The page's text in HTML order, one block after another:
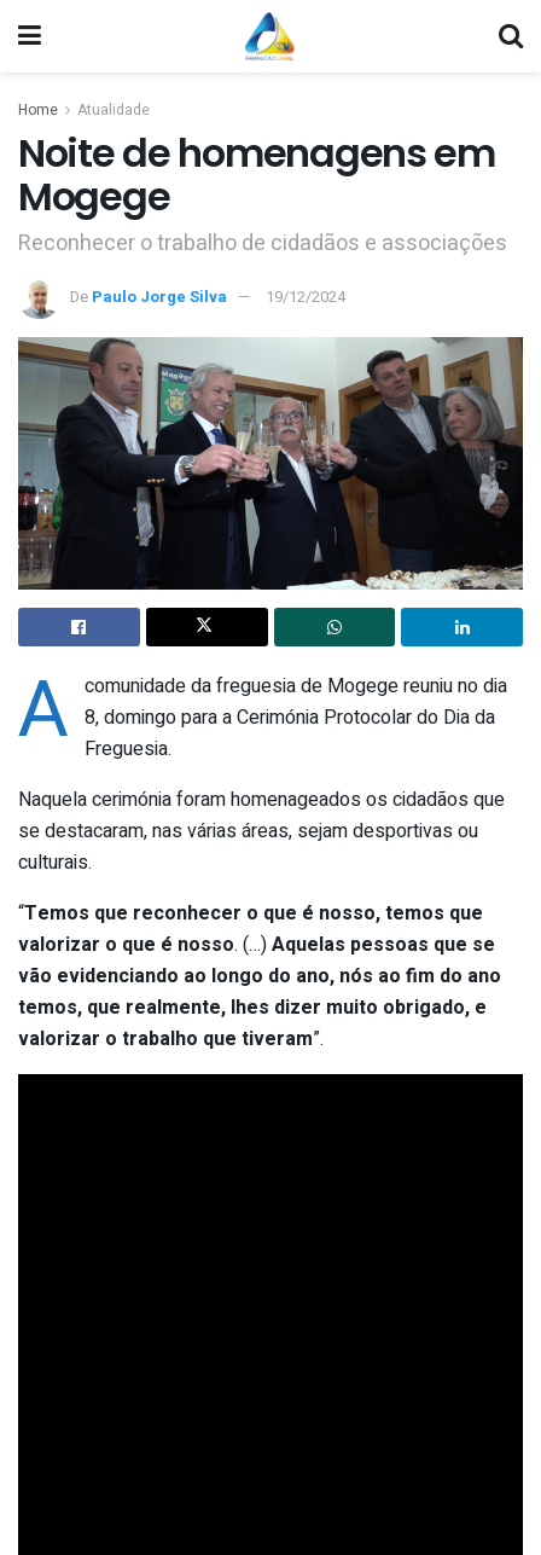
Home Atualidade
Noite de homenagens em
Mogege
Reconhecer o trabalho de cidadãos e associações
De Paulo Jorge Silva 19/12/2024
A comunidade da freguesia de Mogege reuniu no dia
8, domingo para a Cerimónia Protocolar do Dia da
Freguesia.
Naquela cerimónia foram homenageados os cidadãos que
se destacaram, nas várias áreas, sejam desportivas ou
culturais.
“Temos que reconhecer o que é nosso, temos que
valorizar o que é nosso. (…)Aquelas pessoas que se
vão evidenciando ao longo do ano, nós ao fim do ano
temos, que realmente, lhes dizer muito obrigado, e
valorizar o trabalho que tiveram”.